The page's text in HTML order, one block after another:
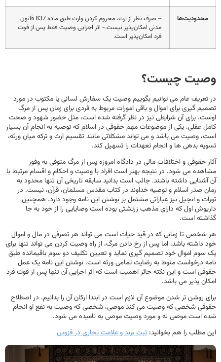
محدودیت‌ها
– صرف نظر از ارث، محروم کردن وارث طبق ماده 837 قانون
مدنی امکان‌پذیر نیست.- اثر اجرایی وصیت فقط پس از فوت
فرد امکان‌پذیر است.
وصیت چیست؟
در تعریف عام می توانیم بگوییم وصیت یک سفارش لسانی یا مکتوب در مورد
تصمیم گیری برای اموال و باقی امورات مربوط به فردی برای زمان پس از مرگ
اوست. برای آن شرایطی نیز در نظر گرفته شده است، مثل حضور شهود و صحت
کامل عقلی. یکی از موضوعات مهم حقوقی در اسلام که توصیه به انجام آن بسیار
است، وصیت می باشد و می تواند مشکلاتی مانند تقسیم ارث و ترکه میان ورثه،
تسویه بدهی ها و انجام تعهدات را تسهیل کند.
آثار حقوقی و اختلافات مالی در دادگاه امروزه پس از مرگ متوفی به وفور
مشاهده می شود. در نتیجه بهتر است افراد با وصیت و احکام و اقسام مرتبط با
آن آشنایی داشته باشند. جالب است بدانید سابقه تاریخی آن تنها محدود به
زمان صدر اسلام و توصیه خداوند در کتاب مقدس مسلمان، قرآن، نیست. در
تورات و انجیل نیز عباراتی مشتمل بر نوشتن این نامه وجود دارد. همچنین
داریوش اول که دارای مذهب زرتشتی بوده است وصایایی را از خود به جا
گذاشته است.
هر شخصی تا زمانی که در قید حیات است می تواند هر تصرفی در مال و اموال
خود داشته باشد، اما پس از رخ دادن مرگ، از راه وصیت کردن می تواند تنها برای
یک سوم اموال خود تصمیم گیری نماید و تعیین تکلیف دو سوم باقیمانده طبق
نامه درخواست منوط به رضایت تمامی ورثه است. نوشتن این نامه یک عمل
حقوقی است و این نکته حائز اهمیت است که اثر اجرایی آن تنها پس از فوت فرد
امکان پذیر می باشد.
برای روشن تر شدن موضوع آن لازم است در ابتدا ارکان آن را بدانیم. در اصطلاح
حقوقی شخصی که وصیت می کند موصی، شخصی که وصیت به نفع او انجام
شده است موصی له و مورد وصیت موصی به نامیده می شود.
این مطلب را هم بخوانید: ثبت برند و علامت تجاری در قزوین